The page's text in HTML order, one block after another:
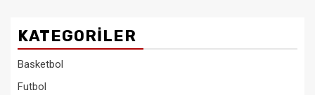
KATEGORILER
Basketbol
Futbol